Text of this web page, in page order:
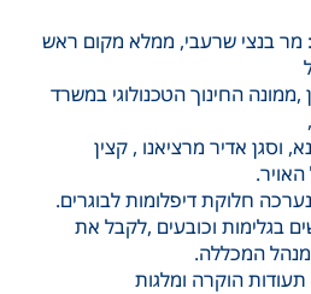
בנצי שרעבי, ממלא מקום ראש
החינוך הטכנולוגי במשרד
וסגן אדיר מרציאנו , קצין
האויר.
חלוקת דיפלומות לבוגרים.
בגלימות וכובעים ,לקבל את
המכללה.
תעודות הוקרה ומלגות